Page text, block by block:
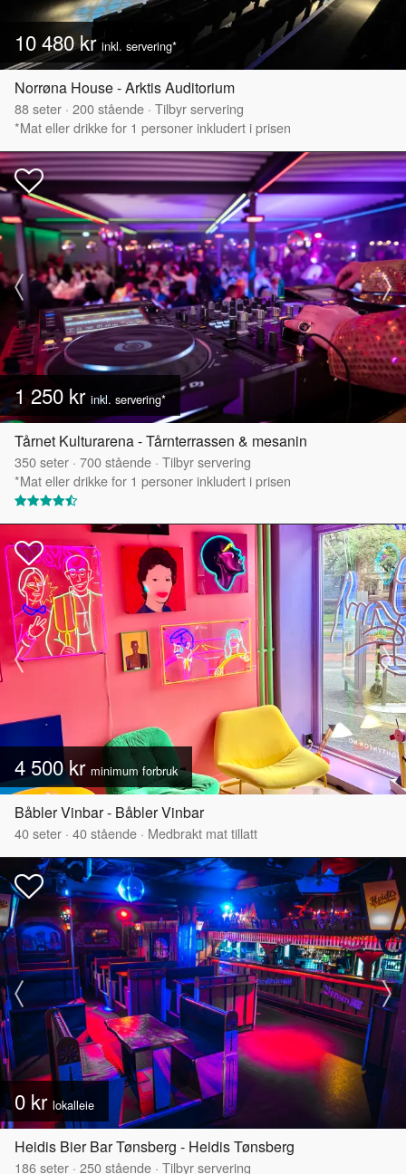
10 480 kr inkl. servering*
Norrøna House - Arktis Auditorium
88seter · 200stående · Tilbyr servering
*Mat eller drikke for 1 personer inkludert i prisen
1 250 kr inkl. servering*
Tårnet Kulturarena - Tårnterrassen & mesanin
350seter · 700stående · Tilbyr servering
*Mat eller drikke for 1 personer inkludert i prisen
4 500 kr minimum forbruk
Båbler Vinbar - Båbler Vinbar
40seter · 40stående · Medbrakt mat tillatt
0 kr lokalleie
Heidis Bier Bar Tønsberg - Heidis Tønsberg
186seter · 250stående · Tilbyr servering